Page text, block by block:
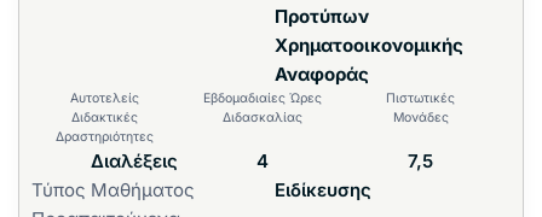
Προτύπων
Χρηματοοικονομικής
Αναφοράς
Αυτοτελείς
Διδακτικές
Δραστηριότητες
Εβδομαδιαίες Ώρες
Διδασκαλίας
Πιστωτικές
Μονάδες
Διαλέξεις 4
7,5
Τύπος Μαθήματος
Ειδίκευσης